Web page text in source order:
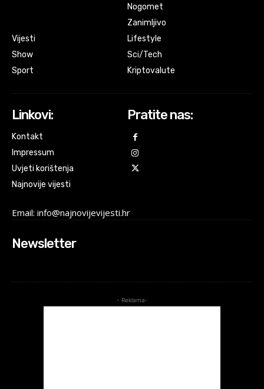
Vijesti
Show
Sport
Nogomet
Zanimljivo
Lifestyle
Sci/Tech
Kriptovalute
Linkovi:
Kontakt
Impressum
Uvjeti korištenja
Najnovije vijesti
Pratite nas:
Email: info@najnovijevijesti.hr
Newsletter
- Reklama-